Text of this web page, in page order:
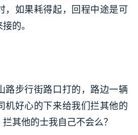
，如果耗得起，回程中途是可
的。
路步行街路口打的，路边一辆
机好心的下来给我们拦其他的
其他的士我自己不会么？